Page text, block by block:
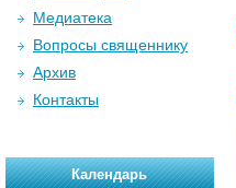
Медиатека
Вопросы священнику
Архив
Контакты
Календарь